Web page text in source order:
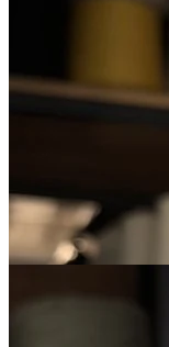
В наличии 735 гр